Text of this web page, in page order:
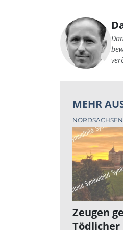
MEHR
Zeugen